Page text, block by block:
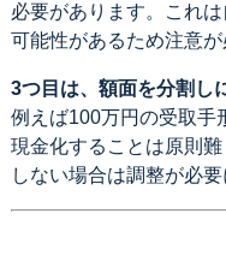
必要があります。これ
可能性があるため注意が
3つ目は、額面を分割し
例えば100万円の受取手
現金化することは原則
しない場合は調整が必要